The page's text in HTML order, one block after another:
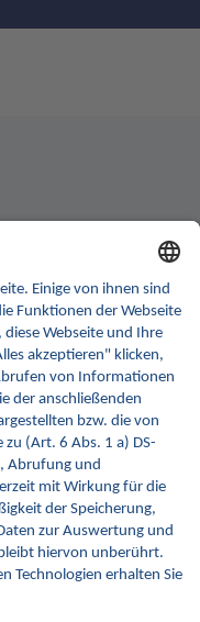
für Interoperabilität.
wir
von INA.